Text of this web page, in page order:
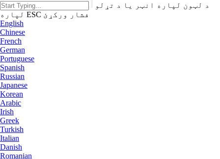
د لټون لپاره انټر یا د تړلو
لپاره ESC فشار ورکړئ
English
Chinese
French
German
Portuguese
Spanish
Russian
Japanese
Korean
Arabic
Irish
Greek
Turkish
Italian
Danish
Romanian